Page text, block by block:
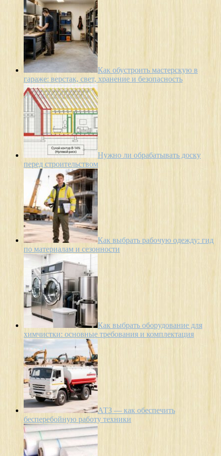
Как обустроить мастерскую в
гараже: верстак, свет, хранение и безопасность
Нужно ли обрабатывать доску
перед строительством
Как выбрать рабочую одежду: гид
по материалам и сезонности
Как выбрать оборудование для
химчистки: основные требования и комплектация
АТЗ — как обеспечить
бесперебойную работу техники